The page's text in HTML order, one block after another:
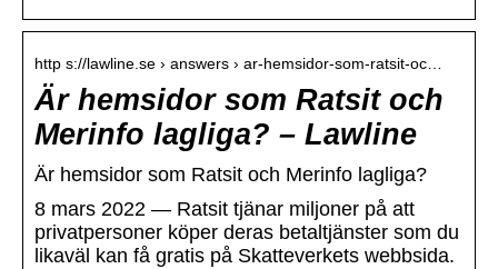
http s://lawline.se › answers › ar-hemsidor-som-ratsit-oc…
Är hemsidor som Ratsit och
Merinfo lagliga? – Lawline
Är hemsidor som Ratsit och Merinfo lagliga?
8 mars 2022 — Ratsit tjänar miljoner på att
privatpersoner köper deras betaltjänster som du
likaväl kan få gratis på Skatteverkets webbsida.